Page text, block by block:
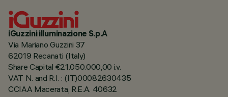
iGuzzini illuminazione S.p.A
Via Mariano Guzzini 37
62019 Recanati (Italy)
Share Capital €21.050.000,00 i.v.
VAT N. and R.I. : (IT)00082630435
CCIAA Macerata, R.E.A. 40632